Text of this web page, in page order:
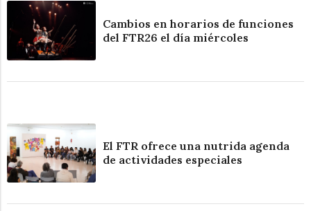
Cambios en horarios de funciones
del FTR26 el día miércoles
El FTR ofrece una nutrida agenda
de actividades especiales